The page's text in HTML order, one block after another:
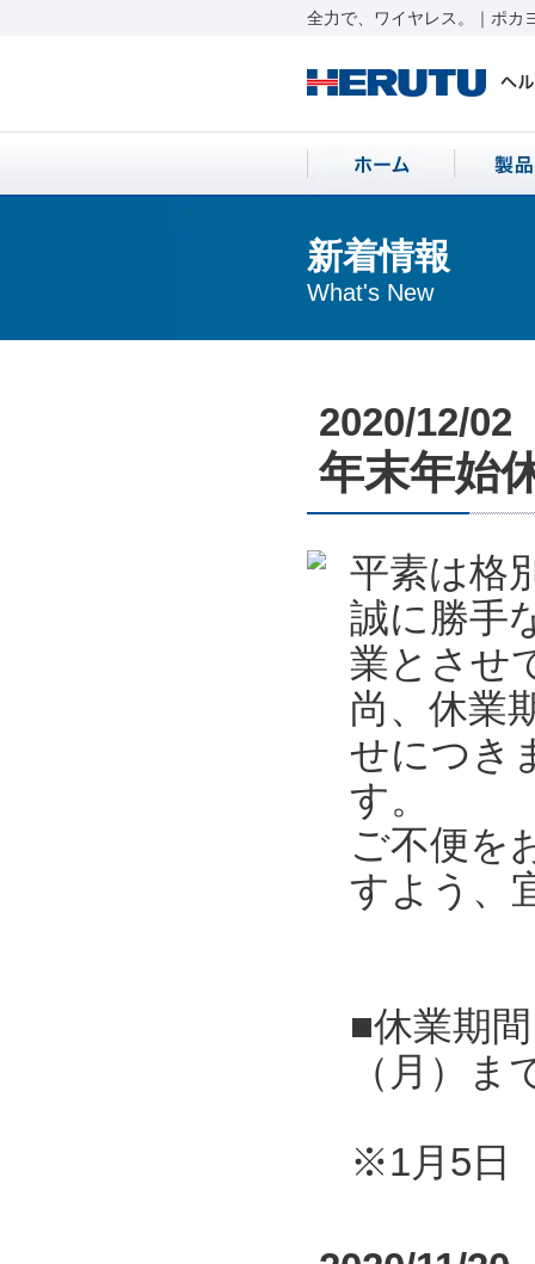
全力で、ワイヤレス。｜ポカ
新着情報
What's New
2020/12/02
年末年始
平素は格
誠に勝手
業とさせ
尚、休業
せにつき
す。
ご不便を
すよう、
■休業期
（月）ま
※1月5日